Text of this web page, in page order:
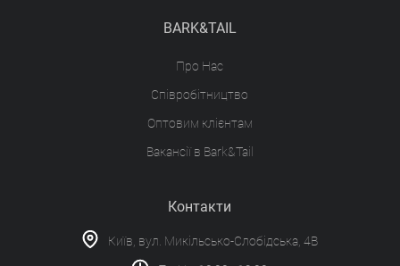
BARK&TAIL
Про Нас
Співробітництво
Оптовим клієнтам
Вакансії в Bark&Tail
Контакти
Київ, вул. Микільсько-Слобідська, 4В